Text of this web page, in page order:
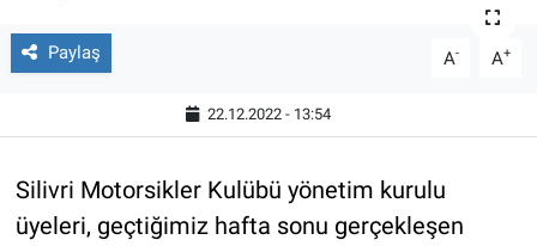
Paylaş A- A+
22.12.2022 - 13:54
Silivri Motorsikler Kulübü yönetim kurulu
üyeleri, geçtiğimiz hafta sonu gerçekleşen